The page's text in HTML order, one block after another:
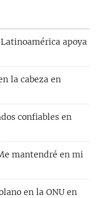
Latinoamérica apoya
la cabeza en
confiables en
mantendré en mi
en la ONU en